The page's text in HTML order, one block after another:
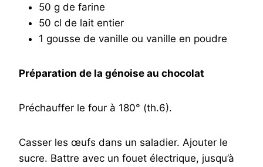
50 g de farine
50 cl de lait entier
1 gousse de vanille ou vanille en poudre
Préparation de la génoise au chocolat
Préchauffer le four à 180° (th.6).
Casser les œufs dans un saladier. Ajouter le
sucre. Battre avec un fouet électrique, jusqu’à